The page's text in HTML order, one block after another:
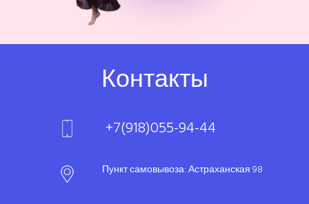
Контакты
Пункт самовывоза: Астраханская 98
+7(918)055-94-44